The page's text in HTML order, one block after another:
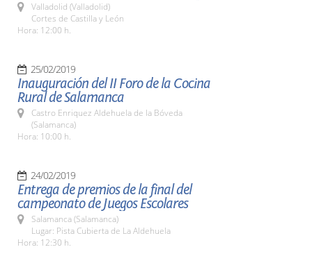
Valladolid (Valladolid)
Cortes de Castilla y León
Hora: 12:00 h.
25/02/2019
Inauguración del II Foro de la Cocina
Rural de Salamanca
Castro Enriquez Aldehuela de la Bóveda
(Salamanca)
Hora: 10:00 h.
24/02/2019
Entrega de premios de la final del
campeonato de Juegos Escolares
Salamanca (Salamanca)
Lugar: Pista Cubierta de La Aldehuela
Hora: 12:30 h.